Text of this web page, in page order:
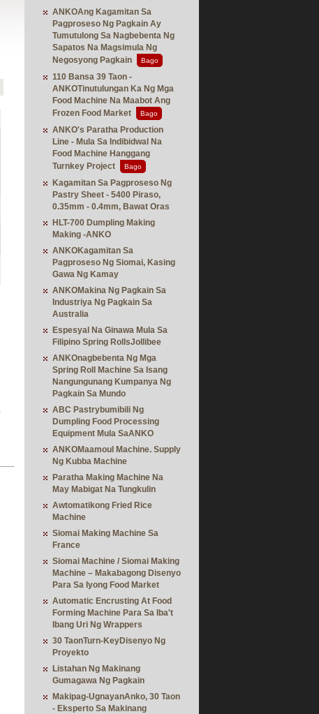
ANKOAng Kagamitan Sa
Pagproseso Ng Pagkain Ay
Tumutulong Sa Nagbebenta Ng
Sapatos Na Magsimula Ng
Negosyong Pagkain
Bago
110 Bansa 39 Taon -
ANKOTinutulungan Ka Ng Mga
Food Machine Na Maabot Ang
Frozen Food Market
Bago
ANKO's Paratha Production
Line - Mula Sa Indibidwal Na
Food Machine Hanggang
Turnkey Project
Bago
Kagamitan Sa Pagproseso Ng
Pastry Sheet - 5400 Piraso,
0.35mm - 0.4mm, Bawat Oras
HLT-700 Dumpling Making
Making -ANKO
ANKOKagamitan Sa
Pagproseso Ng Siomai, Kasing
Gawa Ng Kamay
ANKOMakina Ng Pagkain Sa
Industriya Ng Pagkain Sa
Australia
Espesyal Na Ginawa Mula Sa
Filipino Spring RollsJollibee
ANKOnagbebenta Ng Mga
Spring Roll Machine Sa Isang
Nangungunang Kumpanya Ng
Pagkain Sa Mundo
ABC Pastrybumibili Ng
Dumpling Food Processing
Equipment Mula SaANKO
ANKOMaamoul Machine. Supply
Ng Kubba Machine
Paratha Making Machine Na
May Mabigat Na Tungkulin
Awtomatikong Fried Rice
Machine
Siomai Making Machine Sa
France
Siomai Machine / Siomai Making
Machine – Makabagong Disenyo
Para Sa Iyong Food Market
Automatic Encrusting At Food
Forming Machine Para Sa Iba't
Ibang Uri Ng Wrappers
30 TaonTurn-KeyDisenyo Ng
Proyekto
Listahan Ng Makinang
Gumagawa Ng Pagkain
Makipag-UgnayanAnko, 30 Taon
- Eksperto Sa Makinang